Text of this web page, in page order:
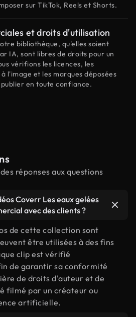
sur TikTok, Reels et Shorts.
et droits d'utilisation
bibliothèque, qu'elles soient
IA, sont libres de droits pour un
vérifions les licences, les
l'image et les marques déposées
publier en toute confiance.
réponses aux questions
Coverr Les eaux gelées
avec des clients ?
de cette collection sont
être utilisées à des fins
clip est vérifié
de garantir sa conformité
de droits d'auteur et de
filmé par un créateur ou
artificielle.